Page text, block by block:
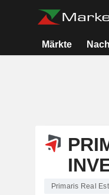
Märkte
Primaris Real